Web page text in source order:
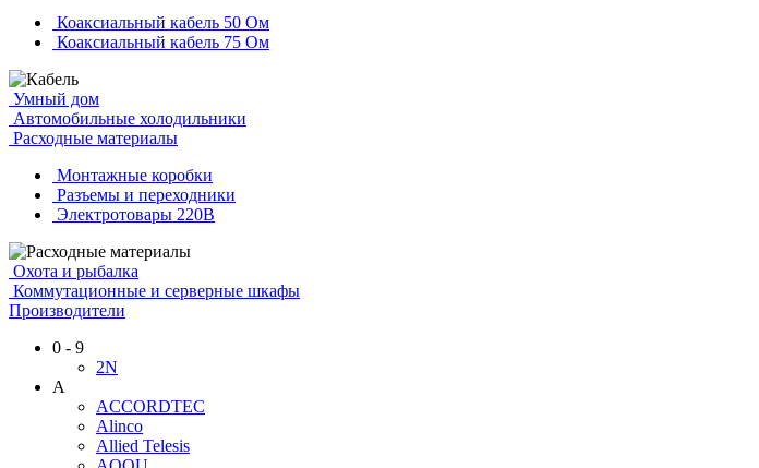
Коаксиальный кабель 50 Ом
Коаксиальный кабель 75 Ом
Умный дом
Автомобильные холодильники
Расходные материалы
Монтажные коробки
Разъемы и переходники
Электротовары 220В
Охота и рыбалка
Коммутационные и серверные шкафы
Производители
0 - 9
2N
A
ACCORDTEC
Alinco
Allied Telesis